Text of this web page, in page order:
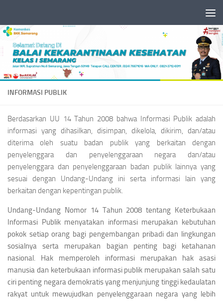
INFORMASI PUBLIK
Berdasarkan UU 14 Tahun 2008 bahwa Informasi Publik adalah
informasi yang dihasilkan, disimpan, dikelola, dikirim, dan/atau
diterima oleh suatu badan publik yang berkaitan dengan
penyelenggara dan penyelenggaraan negara dan/atau
penyelenggara dan penyelenggaraan badan publik lainnya yang
sesuai dengan Undang-Undang ini serta informasi lain yang
berkaitan dengan kepentingan publik.
Undang-Undang Nomor 14 Tahun 2008 tentang Keterbukaan
Informasi Publik menyatakan informasi merupakan kebutuhan
pokok setiap orang bagi pengembangan pribadi dan lingkungan
sosialnya serta merupakan bagian penting bagi ketahanan
nasional. Hak memperoleh informasi merupakan hak asasi
manusia dan keterbukaan informasi publik merupakan salah satu
ciri penting negara demokratis yang menjunjung tinggi kedaulatan
rakyat untuk mewujudkan penyelenggaraan negara yang lebih